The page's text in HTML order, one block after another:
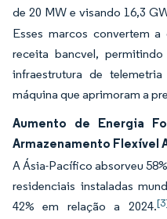
de 20 MW e visando 16,3
Esses marcos convertem
receita bancvel,
infraestrutura de
máquina que aprimoram a
Aumento de Energia
Armazenamento Flexível
A Ásia-Pacífico absorveu
residenciais instaladas
42% em relação a 2024.